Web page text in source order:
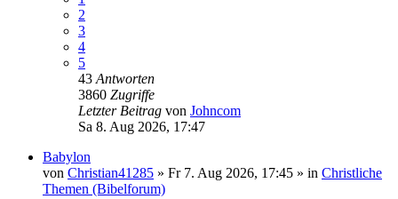
2
3
4
5
43 Antworten
3860 Zugriffe
Letzter Beitrag von Johncom
Sa 8. Aug 2026, 17:47
Babylon
von Christian41285 » Fr 7. Aug 2026, 17:45 » in Christliche
Themen (Bibelforum)